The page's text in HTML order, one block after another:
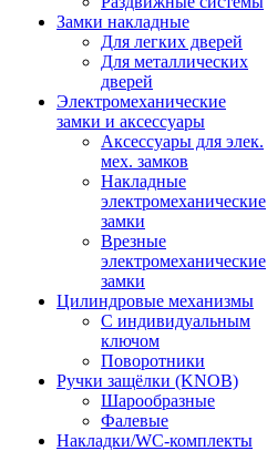
Замки накладные
Для легких дверей
Для металлических
дверей
Электромеханические
замки и аксессуары
Аксессуары для элек.
мех. замков
Накладные
электромеханические
замки
Врезные
электромеханические
замки
Цилиндровые механизмы
С индивидуальным
ключом
Поворотники
Ручки защёлки (KNOB)
Шарообразные
Фалевые
Накладки/WC-комплекты